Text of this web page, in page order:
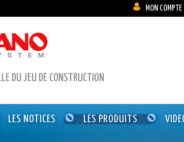
MON COMPTE
DU JEU DE CONSTRUCTION
LES NOTICES LES PRODUITS